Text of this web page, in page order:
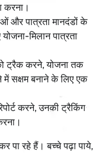
और पात्रता मानदंडों के
मिलान पात्रता
ट्रैक करने, योजना तक
में सक्षम बनाने के लिए एक
करने, उनकी ट्रैकिंग
पा रहे हैं। बच्चे पढ़ा पाये,